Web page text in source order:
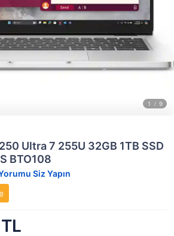
Ultra 7 255U 32GB 1TB SSD
BTO108
Siz Yapın